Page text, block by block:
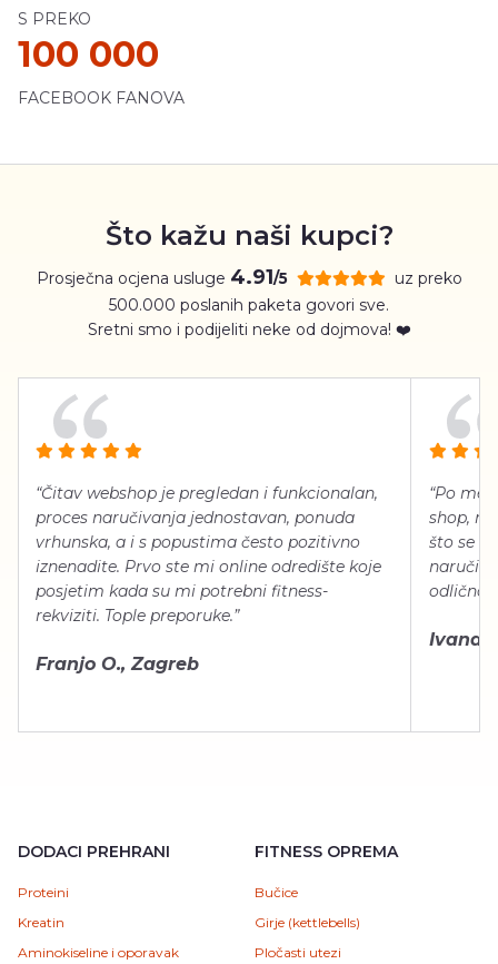
S PREKO
100 000
FACEBOOK FANOVA
Što kažu naši kupci?
Prosječna ocjena usluge 4.91/5
uz preko
500.000 poslanih paketa govori sve.
Sretni smo i podijeliti neke od dojmova! ❤️
“Čitav webshop je pregledan i funkcionalan,
proces naručivanja jednostavan, ponuda
vrhunska, a i s popustima često pozitivno
iznenadite. Prvo ste mi online odredište koje
posjetim kada su mi potrebni fitness-
rekviziti. Tople preporuke.”
Franjo O., Zagreb
“Po
shop,
što se
naručiti,
odlično
Ivana
DODACI PREHRANI
Proteini
Kreatin
Aminokiseline i oporavak
FITNESS OPREMA
Bučice
Girje (kettlebells)
Pločasti utezi